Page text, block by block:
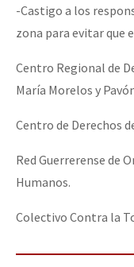
-Castigo a los
zona para evitar que
Centro Regional de
María Morelos y
Centro de Derechos
Red Guerrerense de
Humanos.
Colectivo Contra la